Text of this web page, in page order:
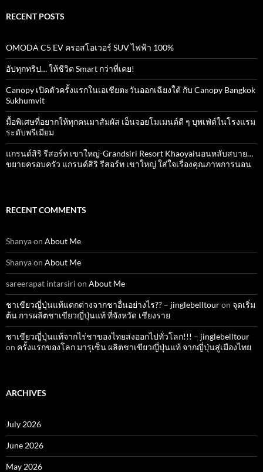
RECENT POSTS
OMODA C5 EV ครอสโอเวอร์ SUV ไฟฟ้า 100%
อัปทุกทริป… ให้ชีวิต Smart กว่าที่เคย!
Canopy เปิดตัวครั้งแรกในเอเชียตะวันออกเฉียงใต้ กับ Canopy Bangkok
Sukhumvit
มื้อพิเศษที่อยากให้ทุกคนมาสัมผัส เอ็นจอยโมเมนต์ดี ๆ บุพเฟ่ต์ในโรงแรม
ระดับพรีเมียม
แกรนด์สิริ​ รีสอร์ท​ เขาใหญ่​-Grandsiri​ Resort​ Khaoyaiนอนหลับสบาย…
ขยายครอบครัว แกรนด์สิริ รีสอร์ท เขาใหญ่ ใส่ใจเรื่องคุณภาพการนอน
RECENT COMMENTS
Shanyaon About Me
Shanyaon About Me
sareerapat intarsiri on About Me
ชาเขียวญี่ปุ่นแท้แตกต่างจากชาอื่นอย่างไร?? – jinglebelltouron จุดเริ่ม
ต้น การผลิตชาเขียวญี่ปุ่นแท้ ที่จังหวัด เชียงราย
ชาเขียวญี่ปุ่นแท้จากไร่ชาของไทยส่งออกไปทั่วโลก!!! – jinglebelltour
on ครั้งแรกของโลก มารุเซ็น ผลิตชาเขียวญี่ปุ่นแท้ จากญี่ปุ่นสู่เมืองไทย
ARCHIVES
July 2026
June 2026
May 2026